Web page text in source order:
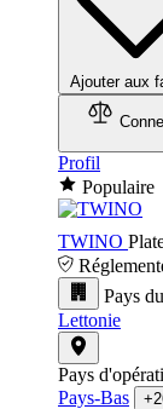
Ajouter aux
Profil
Populaire
TWINO
Pays
Lettonie
Pays
Pays-Bas